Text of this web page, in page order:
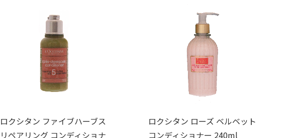
ロクシタン ファイブハーブス
リペアリング コンディショナ
ロクシタン ローズ ベルベット
コンディショナー 240ml